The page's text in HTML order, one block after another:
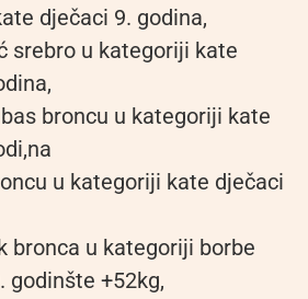
dječaci 9. godina,
srebro u kategoriji kate
broncu u kategoriji kate
u kategoriji kate dječaci
bronca u kategoriji borbe
godinšte +52kg,